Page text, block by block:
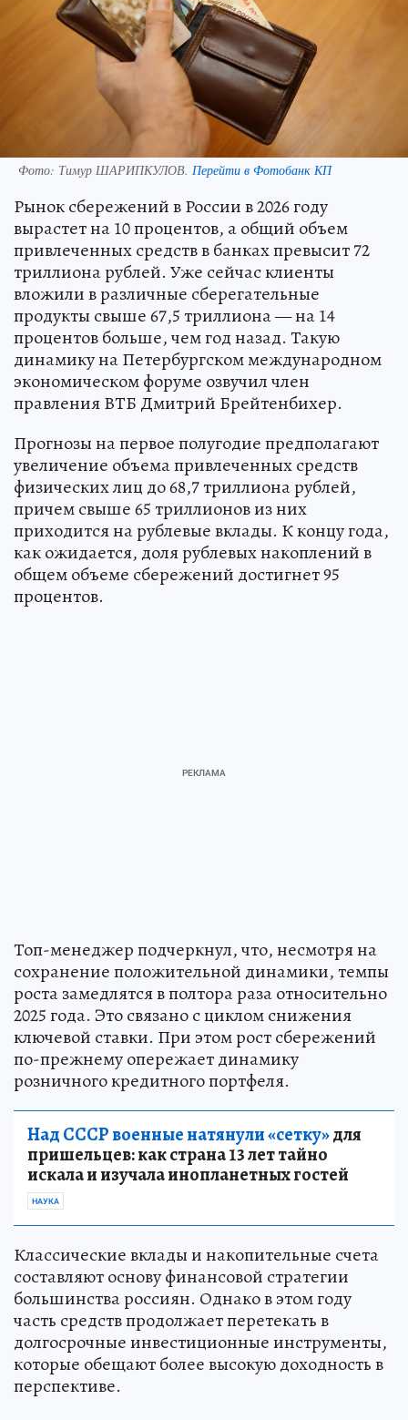
Фото: Тимур ШАРИПКУЛОВ. Перейти в Фотобанк КП
Рынок сбережений в России в 2026 году
вырастет на 10 процентов, а общий объем
привлеченных средств в банках превысит 72
триллиона рублей. Уже сейчас клиенты
вложили в различные сберегательные
продукты свыше 67,5 триллиона — на 14
процентов больше, чем год назад. Такую
динамику на Петербургском международном
экономическом форуме озвучил член
правления ВТБ Дмитрий Брейтенбихер.
Прогнозы на первое полугодие предполагают
увеличение объема привлеченных средств
физических лиц до 68,7 триллиона рублей,
причем свыше 65 триллионов из них
приходится на рублевые вклады. К концу года,
как ожидается, доля рублевых накоплений в
общем объеме сбережений достигнет 95
процентов.
Топ-менеджер подчеркнул, что, несмотря на
сохранение положительной динамики, темпы
роста замедлятся в полтора раза относительно
2025 года. Это связано с циклом снижения
ключевой ставки. При этом рост сбережений
по-прежнему опережает динамику
розничного кредитного портфеля.
Над СССР военные натянули «сетку»для
пришельцев: как страна 13 лет тайно
искала и изучала инопланетных гостей
НАУКА
Классические вклады и накопительные счета
составляют основу финансовой стратегии
большинства россиян. Однако в этом году
часть средств продолжает перетекать в
долгосрочные инвестиционные инструменты,
которые обещают более высокую доходность в
перспективе.